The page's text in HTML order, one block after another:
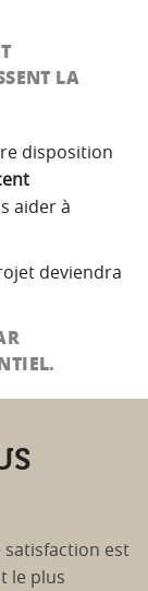
LA
disposition
aider à
deviendra
est
le plus